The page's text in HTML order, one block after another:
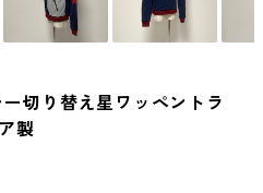
切り替え星ワッペントラ
製